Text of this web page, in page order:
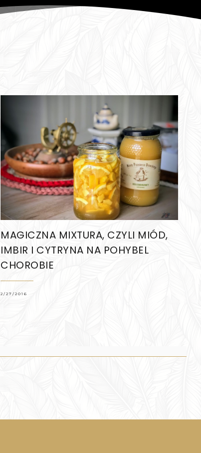
MAGICZNA MIXTURA, CZYLI MIÓD,
IMBIR I CYTRYNA NA POHYBEL
CHOROBIE
2/27/2016